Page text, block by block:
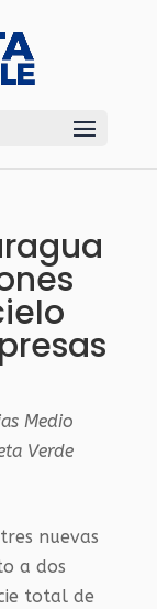
Medio
Verde
nuevas
a dos
total de